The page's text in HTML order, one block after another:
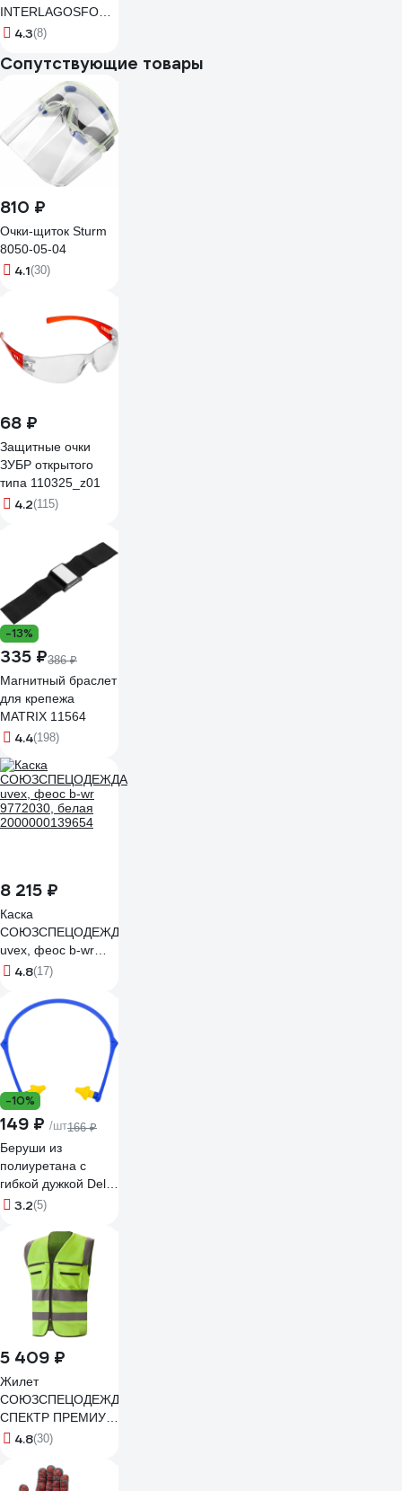
INTERLAGOSFO
INTERFO
4.3(8)
Сопутствующие товары
810 ₽
Очки-щиток Sturm
8050-05-04
4.1(30)
68 ₽
Защитные очки
ЗУБР открытого
типа 110325_z01
4.2(115)
-13%
335 ₽386 ₽
Магнитный браслет
для крепежа
MATRIX 11564
4.4(198)
8 215 ₽
Каска
СОЮЗСПЕЦОДЕЖДА
uvex, феос b-wr
9772030, белая
4.8(17)
-10%
149 ₽ /шт166 ₽
Беруши из
полиуретана с
гибкой дужкой Delta
Plus CONICAP01JA
3.2(5)
5 409 ₽
Жилет
СОЮЗСПЕЦОДЕЖДА
СПЕКТР ПРЕМИУМ
лимонный р. 52-
2000000036359
4.8(30)